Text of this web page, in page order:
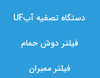
دستگاه تصفیه آبUF
فیلتر دوش حمام
فیلتر ممبران